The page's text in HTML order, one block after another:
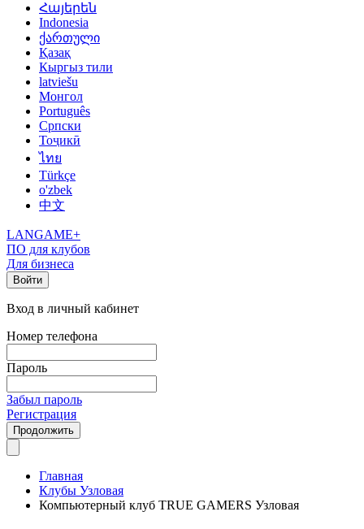
Հայերեն
Indonesia
ქართული
Қазақ
Кыргыз тили
latviešu
Монгол
Português
Српски
Тоҷикӣ
ไทย
Türkçe
o'zbek
中文
LANGAME+
ПО для клубов
Для бизнеса
Войти
Вход в личный кабинет
Номер телефона
Пароль
Забыл пароль
Регистрация
Продолжить
Главная
Клубы Узловая
Компьютерный клуб TRUE GAMERS Узловая